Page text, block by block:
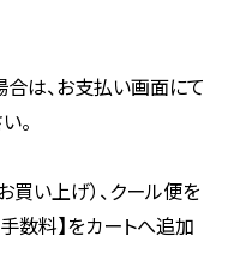
は、お支払い画面にて
。
い上げ）、クール便を
数料】をカートへ追加